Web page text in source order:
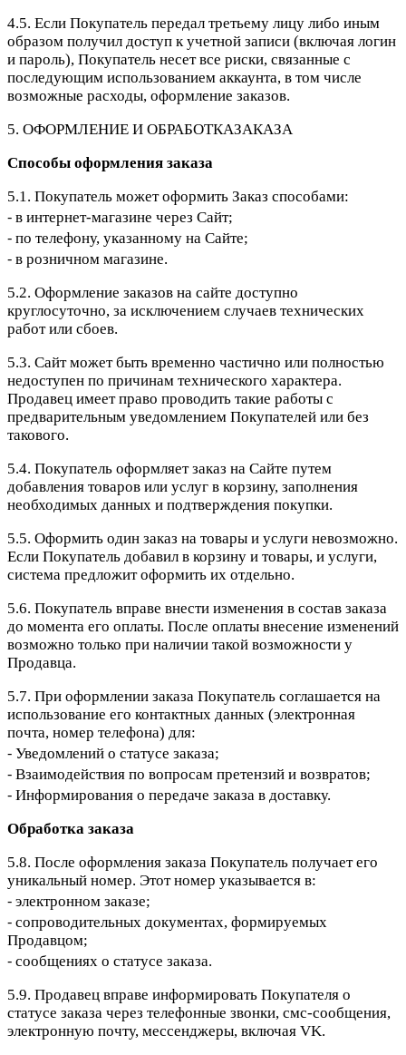
4.5. Если Покупатель передал третьему лицу либо иным
образом получил доступ к учетной записи (включая логин
и пароль), Покупатель несет все риски, связанные с
последующим использованием аккаунта, в том числе
возможные расходы, оформление заказов.
5. ОФОРМЛЕНИЕ И ОБРАБОТКАЗАКАЗА
Способы оформления заказа
5.1. Покупатель может оформить Заказ способами:
⁃ в интернет-магазине через Сайт;
⁃ по телефону, указанному на Сайте;
⁃ в розничном магазине.
5.2. Оформление заказов на сайте доступно
круглосуточно, за исключением случаев технических
работ или сбоев.
5.3. Сайт может быть временно частично или полностью
недоступен по причинам технического характера.
Продавец имеет право проводить такие работы с
предварительным уведомлением Покупателей или без
такового.
5.4. Покупатель оформляет заказ на Сайте путем
добавления товаров или услуг в корзину, заполнения
необходимых данных и подтверждения покупки.
5.5. Оформить один заказ на товары и услуги невозможно.
Если Покупатель добавил в корзину и товары, и услуги,
система предложит оформить их отдельно.
5.6. Покупатель вправе внести изменения в состав заказа
до момента его оплаты. После оплаты внесение изменений
возможно только при наличии такой возможности у
Продавца.
5.7. При оформлении заказа Покупатель соглашается на
использование его контактных данных (электронная
почта, номер телефона) для:
⁃ Уведомлений о статусе заказа;
⁃ Взаимодействия по вопросам претензий и возвратов;
⁃ Информирования о передаче заказа в доставку.
Обработка заказа
5.8. После оформления заказа Покупатель получает его
уникальный номер. Этот номер указывается в:
⁃ электронном заказе;
⁃ сопроводительных документах, формируемых
Продавцом;
⁃ сообщениях о статусе заказа.
5.9. Продавец вправе информировать Покупателя о
статусе заказа через телефонные звонки, смс-сообщения,
электронную почту, мессенджеры, включая VK.